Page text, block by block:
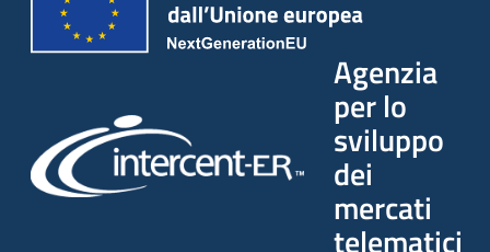
Agenzia
per lo
sviluppo
dei
mercati
telematici